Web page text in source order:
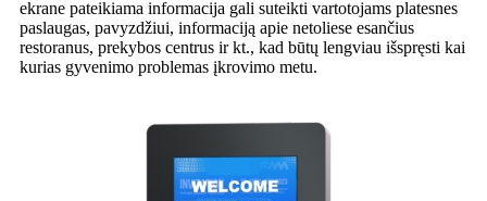
ekrane pateikiama informacija gali suteikti vartotojams platesnes
paslaugas, pavyzdžiui, informaciją apie netoliese esančius
restoranus, prekybos centrus ir kt., kad būtų lengviau išspręsti kai
kurias gyvenimo problemas įkrovimo metu.